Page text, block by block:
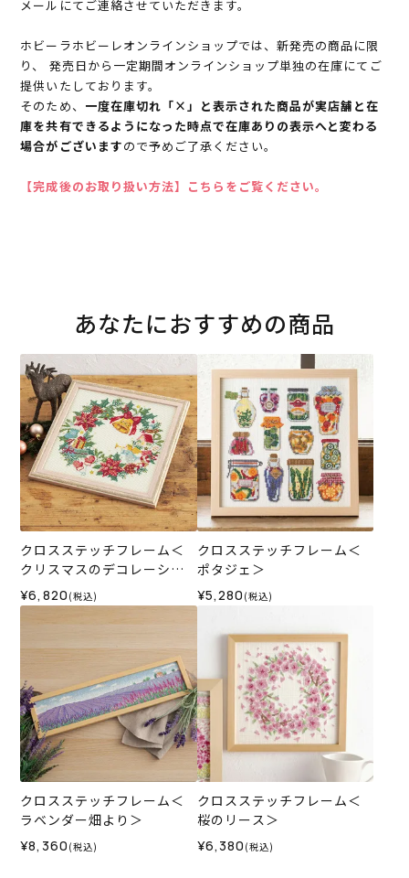
メールにてご連絡させていただきます。
ホビーラホビーレオンラインショップでは、新発売の商品に限
り、 発売日から一定期間オンラインショップ単独の在庫にてご
提供いたしております。
そのため、 一度在庫切れ「×」と表示された商品が実店舗と在
庫を共有できるようになった時点で在庫ありの表示へと変わる
場合がございますので予めご了承ください。
【完成後のお取り扱い方法】こちらをご覧ください。
あなたにおすすめの商品
クロスステッチフレーム＜
クリスマスのデコレーショ
ンリース＞
¥6,820 (税込)
クロスステッチフレーム＜
ポタジェ＞
¥5,280 (税込)
クロスステッチフレーム＜
ラベンダー畑より＞
¥8,360 (税込)
クロスステッチフレーム＜
桜のリース＞
¥6,380 (税込)